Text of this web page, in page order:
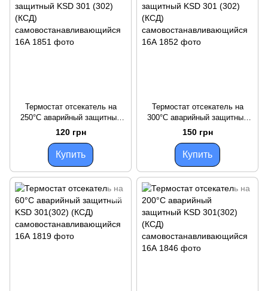
Термостат отсекатель на
250°С аварийный защитный
KSD 301 (302) (КСД)
самовостанавливающийся
120 грн
Купить
Термостат отсекатель на
300°С аварийный защитный
KSD 301 (302) (КСД)
самовостанавливающийся
150 грн
Купить